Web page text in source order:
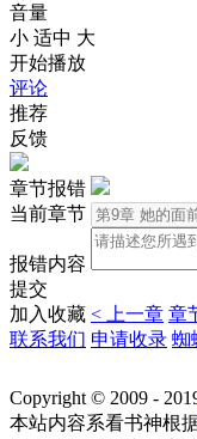
音量
小 适中 大
开始播放
评论
推荐
反馈
章节报错
当前章节
报错内容
提交
加入收藏 < 上一章 章
联系我们 申请收录 蜘
Copyright © 2009 -
本站内容系看书神根